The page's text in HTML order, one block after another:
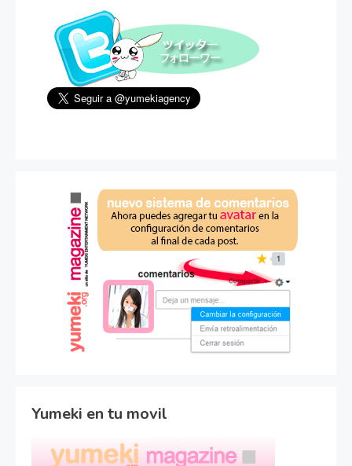
Yumeki en tu movil